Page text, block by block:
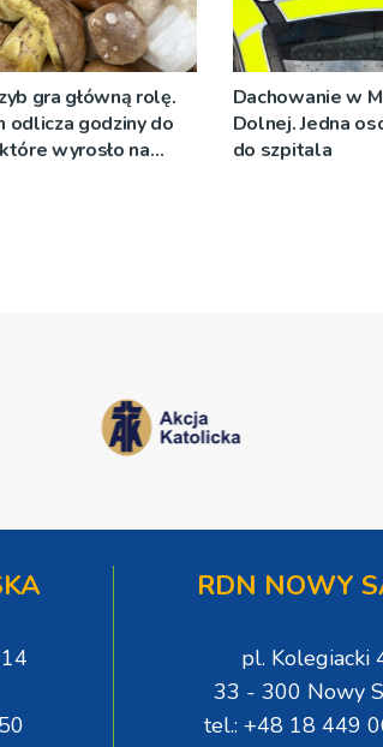
gra główną rolę.
odlicza godziny do
wyrosło na
Dachowanie w
Dolnej. Jedna
do szpitala
RDN NOWY
pl. Kolegiacki
33 - 300 Nowy
tel.: +48 18 449